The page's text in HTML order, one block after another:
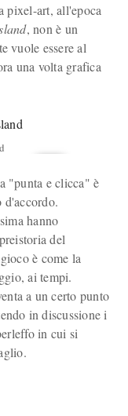
pixel-art, all'epoca
, non è un
vuole essere al
una volta grafica
"punta e clicca" è
d'accordo.
hanno
del
è come la
ai tempi.
a un certo punto
in discussione i
in cui si